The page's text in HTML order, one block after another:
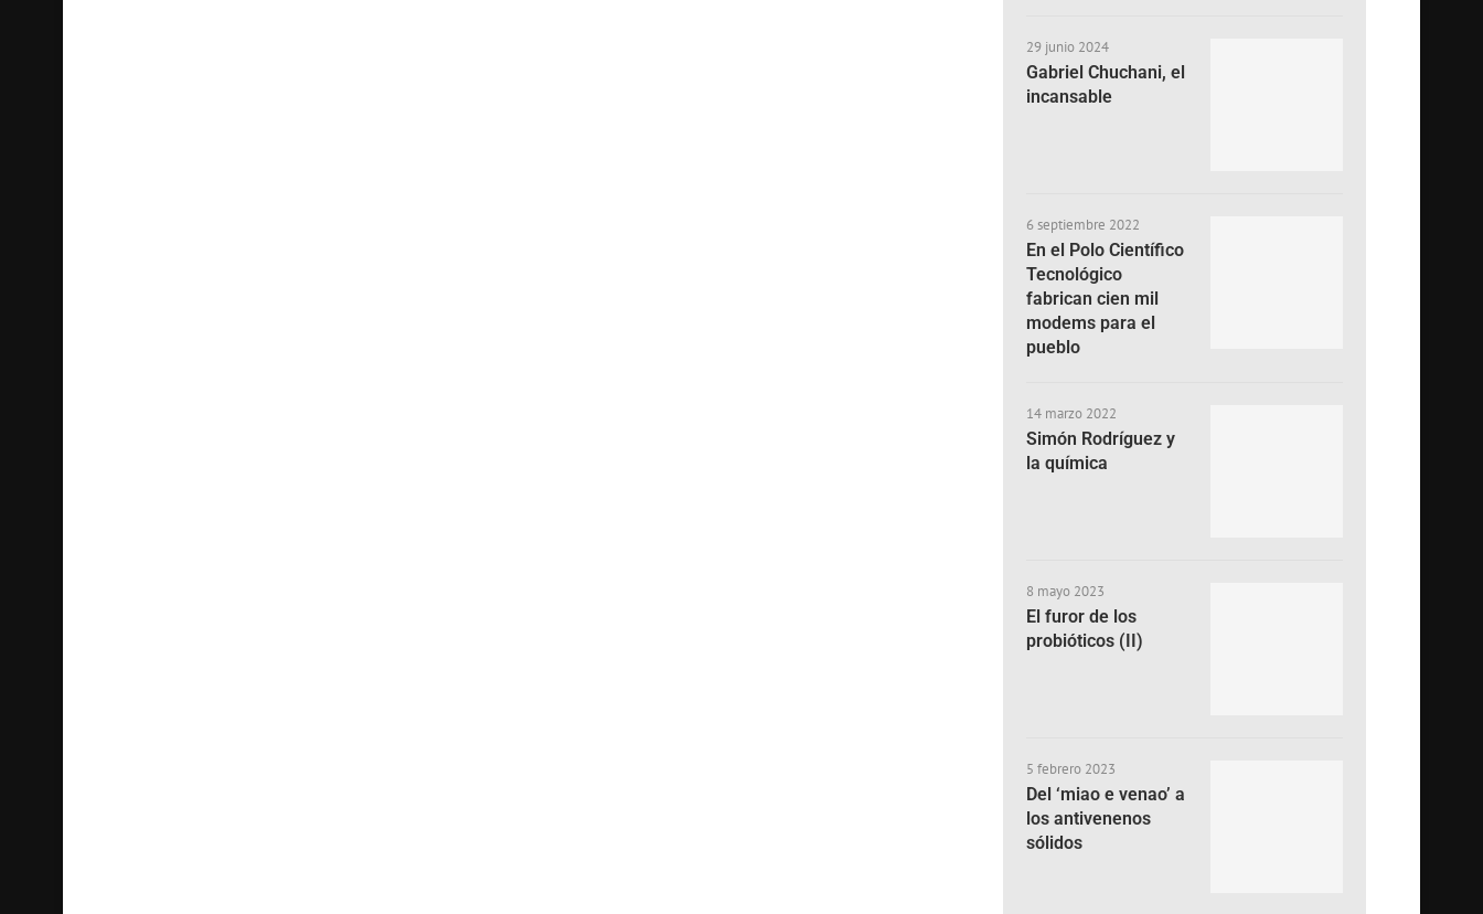
29 junio 2024
Gabriel Chuchani, el
incansable
6 septiembre 2022
En el Polo Científico
Tecnológico
fabrican cien mil
modems para el
pueblo
14 marzo 2022
Simón Rodríguez y
la química
8 mayo 2023
El furor de los
probióticos (II)
5 febrero 2023
Del ‘miao e venao’ a
los antivenenos
sólidos